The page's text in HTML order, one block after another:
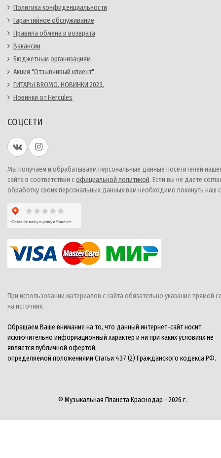
Политика конфиденциальности
Гарантийное обслуживание
Правила обмена и возврата
Вакансии
Бюджетным организациям
Акция "Отзывчивый клиент"
ГИТАРЫ BROMO. НОВИНКИ 2023.
Новинки от Hercules
СОЦСЕТИ
Мы получаем и обрабатываем персональные данные посетителей
сайта в соответствии софициальной политикой. Если вы не даете
обработку своих персональных данных,вам необходимо покинуть наш
При использовании материалов с сайта обязательно указание прямой
на источник.
Обращаем Ваше внимание на то, что данный интернет-сайт носит
исключительно информационный характер и ни при каких условиях не
является публичной офертой,
определяемой положениями Статьи 437 (2) Гражданского кодекса РФ.
© Музыкальная Планета Краснодар - 2026 г.